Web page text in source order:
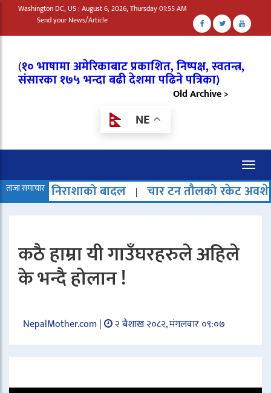
Washington DC, US : August 6, 2026, Thursday 01:55 AM
Send your News/Article
(१० भाषामा अमेरिकाबाट प्रकाशित, निष्पक्ष, स्वतन्त्र,
संसारका १७५ भन्दा बढी देशमा पढिने पत्रिका)
Old Archive >
NE
ताजा समाचारबादल | चार टन तौलको रकेट अवशेष चन्द्रमामा
कठै हाम्रा यी गाउँघरहरुले अहिले
के भन्दै होलान !
NepalMother.com | २ बैशाख २०८२, मंगलवार ०९:०७